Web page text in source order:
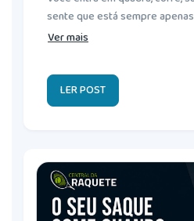
sente que está sempre
Ver mais
LER POST